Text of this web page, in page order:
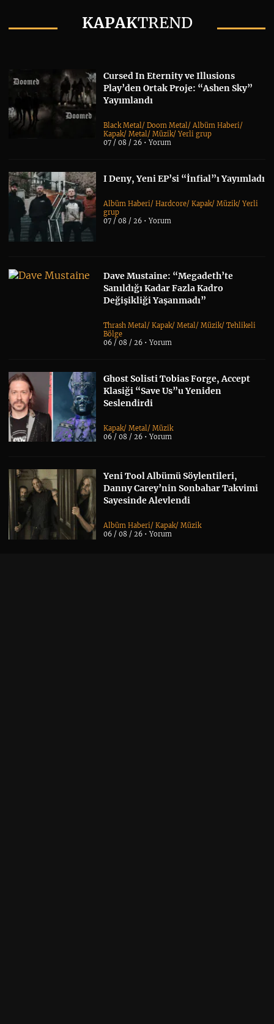
KAPAKTREND
Cursed In Eternity ve Illusions
Play’den Ortak Proje: “Ashen Sky”
Yayımlandı
Black Metal/Doom Metal/Albüm Haberi/
Kapak/Metal/Müzik/Yerli grup
07 / 08 / 26 •Yorum
I Deny, Yeni EP’si “İnfial”ı Yayımladı
Albüm Haberi/Hardcore/Kapak/Müzik/Yerli
grup
07 / 08 / 26 •Yorum
Dave Mustaine: “Megadeth’te
Sanıldığı Kadar Fazla Kadro
Değişikliği Yaşanmadı”
Thrash Metal/Kapak/Metal/Müzik/Tehlikeli
Bölge
06 / 08 / 26 •Yorum
Ghost Solisti Tobias Forge, Accept
Klasiği “Save Us”u Yeniden
Seslendirdi
Kapak/Metal/Müzik
06 / 08 / 26 •Yorum
Yeni Tool Albümü Söylentileri,
Danny Carey’nin Sonbahar Takvimi
Sayesinde Alevlendi
Albüm Haberi/Kapak/Müzik
06 / 08 / 26 •Yorum